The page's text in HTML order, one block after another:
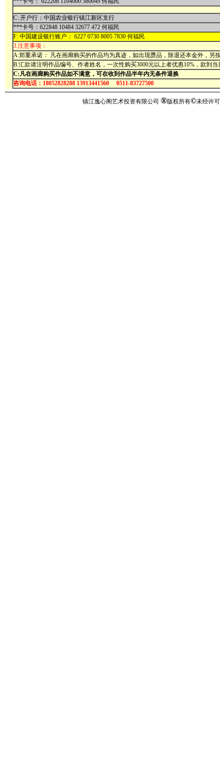
C:.开户行：中国农业银行镇江新区支行
***卡号：622848 10484 32677 472 何福民
F: 中国建设银行账户： 6227 0730 8005 7830 何福民
3.注意事项：
A:郑重承诺： 凡在画廊购买的作品均为真迹，如出现赝品，除退还本金外，另
B:汇款请注明作品编号、作者姓名，一次性购买3000元以上者优惠10%，款到当
C:凡在画廊购买作品如不满意，可在收到作品半年内无条件退换
咨询电话：18052828288 13913441560 0511-83727500
镇江逸心阁艺术投资有限公司 ®版权所有©未经许